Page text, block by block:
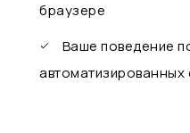
браузере
Ваше поведение
автоматизированных